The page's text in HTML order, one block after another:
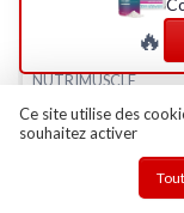
NUTRIMUSCLE
Collagène
＋ 3200mgde
Collagène Type I
articulations, peau
🔥
Ce site utilise des
souhaitez activer